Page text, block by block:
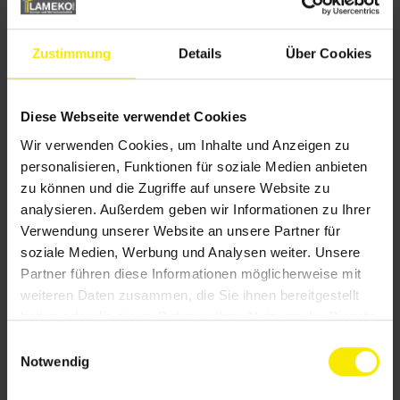
Zustimmung Details Über Cookies
Diese Webseite verwendet Cookies
Wir verwenden Cookies, um Inhalte und Anzeigen zu
personalisieren, Funktionen für soziale Medien anbieten
zu können und die Zugriffe auf unsere Website zu
analysieren. Außerdem geben wir Informationen zu Ihrer
Verwendung unserer Website an unsere Partner für
soziale Medien, Werbung und Analysen weiter. Unsere
Partner führen diese Informationen möglicherweise mit
weiteren Daten zusammen, die Sie ihnen bereitgestellt
haben oder die sie im Rahmen Ihrer Nutzung der Dienste
Notwendig
Lassen Sie sich inspirieren
Hochwertige Markisen von
WAREMA
Lameko GmbH Sonnen- und Sichtschutztechnik
arbeitet eng mit WAREMA zusammen,dem
führenden Herstellerfür Sonnenschutzprodukte
und Markisen. Unsere Partnerschaft ermöglicht es
höchster Qualität „Made in Germany“ anzubieten.